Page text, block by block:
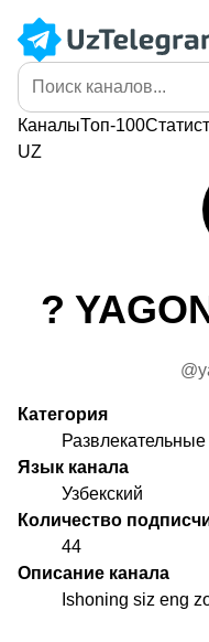
КаналыТоп-100
UZ
?
Категория
Язык канала
Узбекский
Количество
44
Описание канала
Ishoning siz eng